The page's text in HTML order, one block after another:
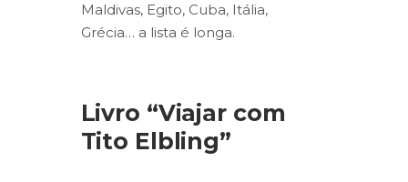
Maldivas, Egito, Cuba, Itália,
Grécia… a lista é longa.
Livro “Viajar com
Tito Elbling”